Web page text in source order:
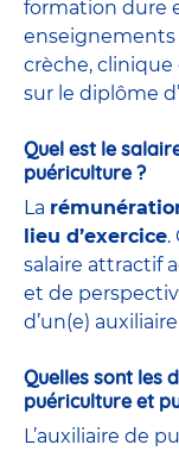
formation dure
crèche, clinique
sur le diplôme
Quel est le
puériculture ?
La
lieu d’exercice.
salaire attractif
et de
d’un(e)
Quelles sont les
puériculture et
L’auxiliaire de